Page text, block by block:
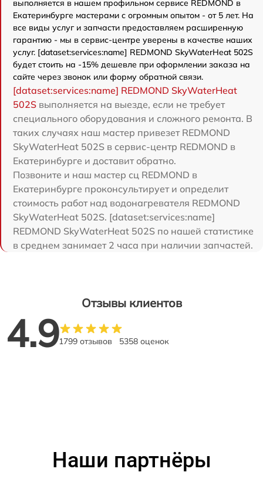
выполняется в нашем профильном сервисе REDMOND в
Екатеринбурге мастерами с огромным опытом - от 5 лет. На
все виды услуг и запчасти предоставляем расширенную
гарантию - мы в сервис-центре уверены в качестве наших
услуг. [dataset:services:name] REDMOND SkyWaterHeat 502S
будет стоить на -15% дешевле при оформлении заказа на
сайте через звонок или форму обратной связи.
[dataset:services:name] REDMOND SkyWaterHeat
502S выполняется на выезде, если не требует
специального оборудования и сложного ремонта. В
таких случаях наш мастер привезет REDMOND
SkyWaterHeat 502S в сервис-центр REDMOND в
Екатеринбурге и доставит обратно.
Позвоните и наш мастер сц REDMOND в
Екатеринбурге проконсультирует и определит
стоимость работ над водонагревателя REDMOND
SkyWaterHeat 502S. [dataset:services:name]
REDMOND SkyWaterHeat 502S по нашей статистике
в среднем занимает 2 часа при наличии запчастей.
Отзывы клиентов
4.91799 отзывов 5358 оценок
Наши партнёры